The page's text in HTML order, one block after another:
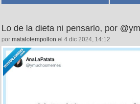
Lo de la dieta ni pensarlo, por
por matalotempollon el 4 dic 2024, 14:12